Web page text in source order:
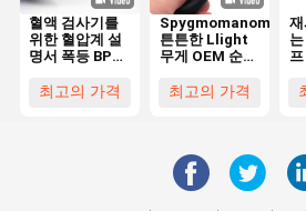
혈액 검사기를
위한 혈압계 설
명서 폭등 BP
최고의 가격
Spygmomanoment
튼튼한 Llight
무게 OEM 순서
압 전구
최고의 가격
재